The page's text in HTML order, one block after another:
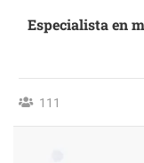
Especialista en
111